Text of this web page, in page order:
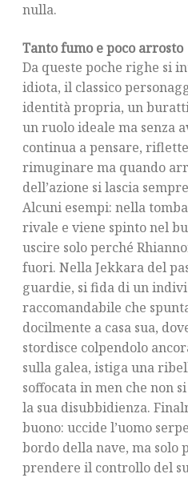
nulla.
Tanto fumo e poco arrosto
Da queste poche righe si
idiota, il classico
identità propria, un
un ruolo ideale ma senza
continua a pensare,
rimuginare ma quando
dell’azione si lascia
Alcuni esempi: nella
rivale e viene spinto nel
uscire solo perché
fuori. Nella Jekkara del
guardie, si fida di un
raccomandabile che
docilmente a casa sua,
stordisce colpendolo
sulla galea, istiga una
soffocata in men che non
la sua disubbidienza.
buono: uccide l’uomo
bordo della nave, ma solo
prendere il controllo del